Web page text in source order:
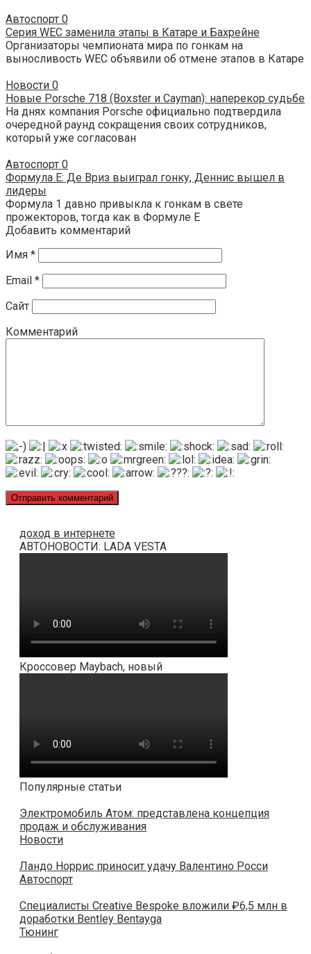
Автоспорт 0
Серия WEC заменила этапы в Катаре и Бахрейне
Организаторы чемпионата мира по гонкам на
выносливость WEC объявили об отмене этапов в Катаре
Новости 0
Новые Porsche 718 (Boxster и Cayman): наперекор судьбе
На днях компания Porsche официально подтвердила
очередной раунд сокращения своих сотрудников,
который уже согласован
Автоспорт 0
Формула E: Де Вриз выиграл гонку, Деннис вышел в
лидеры
Формула 1 давно привыкла к гонкам в свете
прожекторов, тогда как в Формуле E
Добавить комментарий
Имя *
Email *
Сайт
Комментарий
доход в интернете
АВТОНОВОСТИ: LADA VESTA
Кроссовер Maybach, новый
Популярные статьи
Электромобиль Атом: представлена концепция
продаж и обслуживания
Новости
Ландо Норрис приносит удачу Валентино Росси
Автоспорт
Специалисты Creative Bespoke вложили ₽6,5 млн в
доработки Bentley Bentayga
Тюнинг